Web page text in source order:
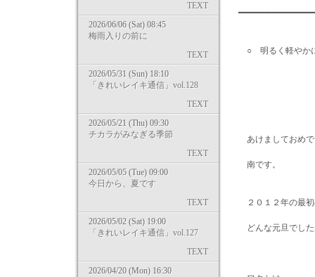
TEXT
2026/06/06 (Sat) 08:45
梅雨入りの前に
TEXT
2026/05/31 (Sun) 18:10
「きれいレイキ通信」vol.128
TEXT
2026/05/21 (Thu) 09:30
チカラがみなぎる季節
TEXT
2026/05/05 (Tue) 09:00
今日から、夏です
TEXT
2026/05/02 (Sat) 19:00
「きれいレイキ通信」vol.127
TEXT
2026/04/20 (Mon) 16:30
○ 明るく軽やか
あけましておめ
南です。
２０１２年の最
どんな元旦でし